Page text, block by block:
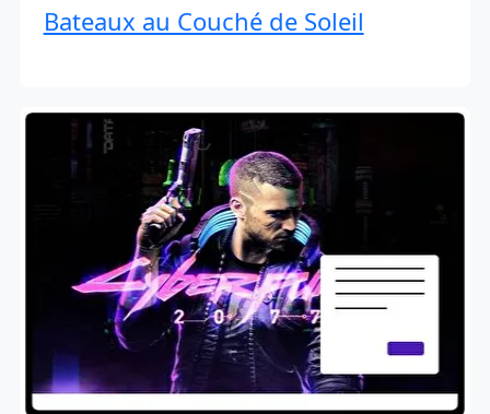
Bateaux au Couché de Soleil